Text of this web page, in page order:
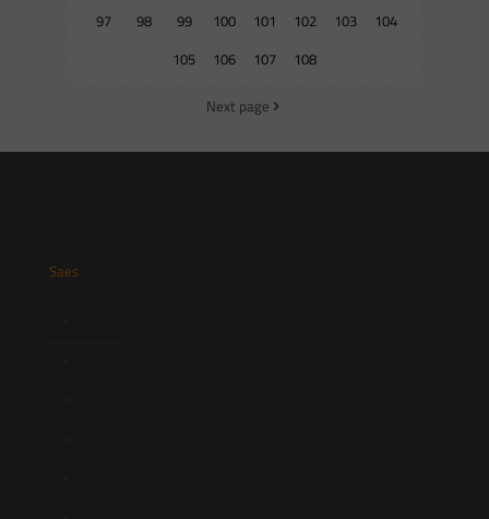
97
98 99 100 101 102 103
104
105
106 107 108
Next page
Saes